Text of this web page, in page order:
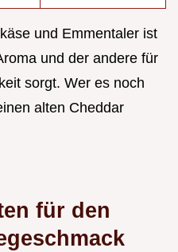
und Emmentaler ist
und der andere für
sorgt. Wer es noch
alten Cheddar
für den